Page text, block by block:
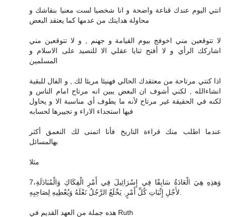
انتي اليوم عندك قناعة واضحة و انا شخصيا لست معنيا بنقاشك و
محاولة هدايتك من عدمها كما يعتقد البعض
لا تتوقعين مني اخوفج بيوم القيامة و جهنم , و لا تتوقعين مني
اشاركك الرأي و لا أفتح ثنايا عقلي الا للتصيد على الاسلام و
المسلمين
اذا كنتي مرتاحة من معتقدك الحالي فهنيئا مريئا لك , و الفال للبقية
انشاءالله , لكني أشوف ان البعض يبين انه مرتاح امام الناس و
لكنه في الحقيقة غير مرتاح لأنه ما يطوف أي مناسبة الا و يحاول
فيها استجداء الاراء و تجييرها لحسابه
عندما اطلب منك قراءة التاريخ فأنا اتمنى لك التعمق أكثر
بهالمسائل
مثلا
7وَهذِهِ هِيَ الْعَادَةُ سَابِقًا فِي إِسْرَائِيلَ فِي أَمْرِ الْفِكَاكِ وَالْمُبَادَلَةِ،
هذه جملة من العهد القديم في Ruth